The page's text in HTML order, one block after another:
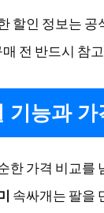
할인 정보는
전 반드시 참
기능과
한 가격 비교를
속싸개는 팔을